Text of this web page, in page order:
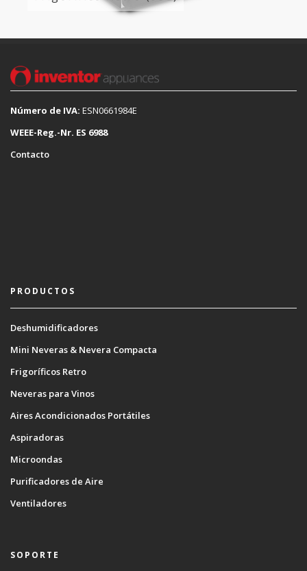
Número de IVA: ESN0661984E
WEEE-Reg.-Nr. ES 6988
Contacto
PRODUCTOS
Deshumidificadores
Mini Neveras & Nevera Compacta
Frigoríficos Retro
Neveras para Vinos
Aires Acondicionados Portátiles
Aspiradoras
Microondas
Purificadores de Aire
Ventiladores
SOPORTE